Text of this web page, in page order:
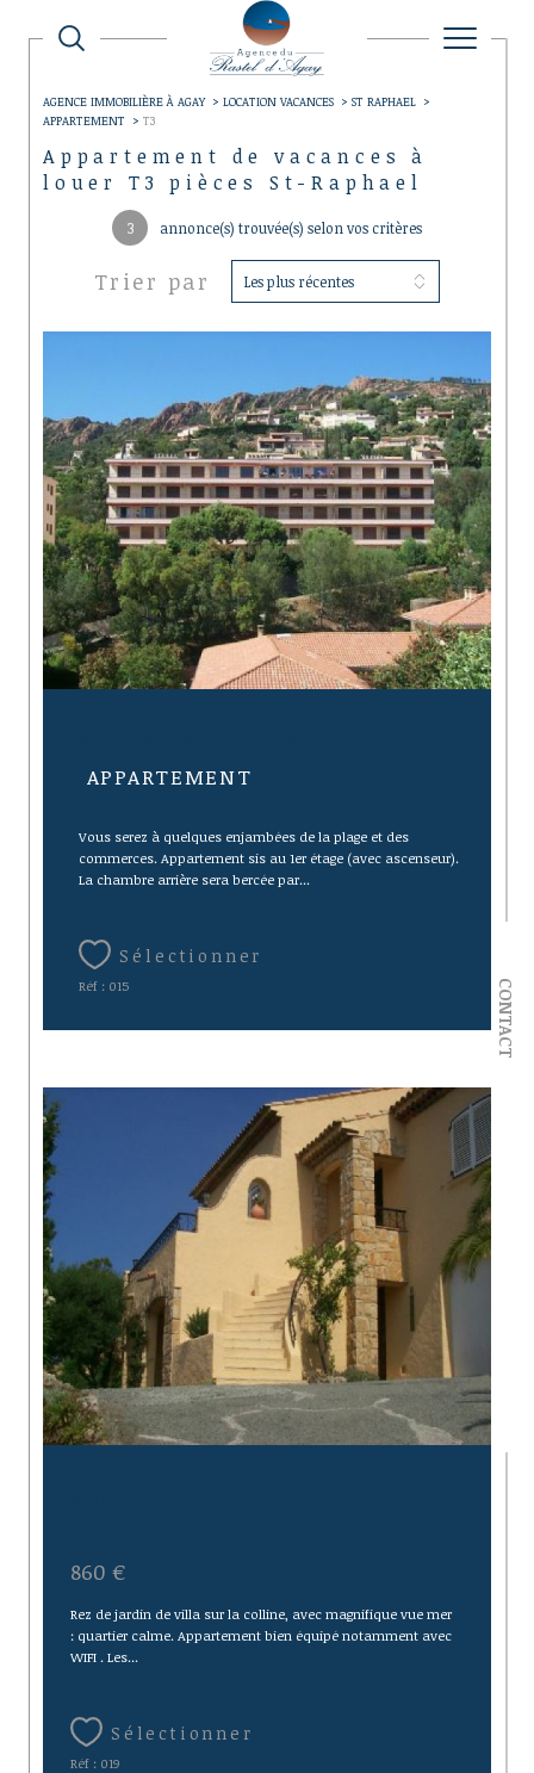
CONTACT
AGENCE IMMOBILIÈRE À AGAY LOCATION VACANCES
ST RAPHAEL
APPARTEMENT
T3
Appartement de vacances à
louer T3 pièces St-Raphael
3 annonce(s) trouvée(s) selon vos critères
Trier par Les plus récentes
APPARTEMENT
Vous serez à quelques enjambées de la plage et des
commerces. Appartement sis au 1er étage (avec ascenseur).
La chambre arrière sera bercée par...
Sélectionner
Réf : 015
860 €
Rez de jardin de villa sur la colline, avec magnifique vue mer
: quartier calme. Appartement bien équipé notamment avec
WIFI . Les...
Sélectionner
Réf : 019